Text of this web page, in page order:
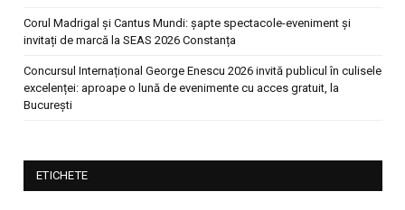
Corul Madrigal și Cantus Mundi: șapte spectacole-eveniment și
invitați de marcă la SEAS 2026 Constanța
Concursul Internațional George Enescu 2026 invită publicul în culisele
excelenței: aproape o lună de evenimente cu acces gratuit, la
București
ETICHETE